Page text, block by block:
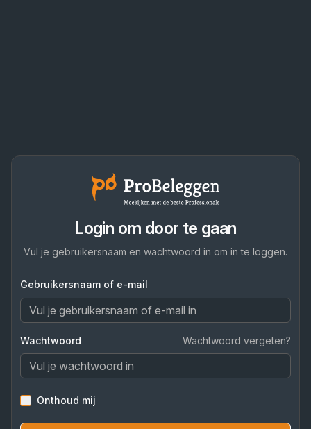
Login om door te gaan
Vul je gebruikersnaam en wachtwoord in om in te loggen.
Gebruikersnaam of e-mail
Wachtwoord Wachtwoord vergeten?
Onthoud mij